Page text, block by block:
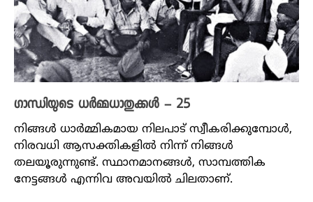
ഗാന്ധിയുടെ ധർമ്മധാതുക്കൾ – 25
നിങ്ങൾ ധാർമ്മികമായ നിലപാട് സ്വീകരിക്കുമ്പോൾ,
നിരവധി ആസക്തികളിൽ നിന്ന് നിങ്ങൾ
തലയൂരുന്നുണ്ട്. സ്ഥാനമാനങ്ങൾ, സാമ്പത്തിക
നേട്ടങ്ങൾ എന്നിവ അവയിൽ ചിലതാണ്.